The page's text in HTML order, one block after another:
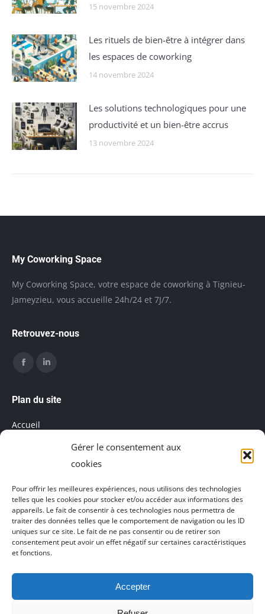
Gérer le consentement aux
cookies
Pour offrir les meilleures expériences, nous utilisons des technologies
telles que les cookies pour stocker et/ou accéder aux informations des
appareils. Le fait de consentir à ces technologies nous permettra de
traiter des données telles que le comportement de navigation ou les ID
uniques sur ce site. Le fait de ne pas consentir ou de retirer son
consentement peut avoir un effet négatif sur certaines caractéristiques
et fonctions.
Accepter
15 novembre 2024
Les rituels de bien-être à intégrer dans
les espaces de coworking
14 novembre 2024
Les solutions technologiques pour une
productivité et un bien-être accrus
13 novembre 2024
My Coworking Space
My Coworking Space, votre espace de coworking à Tignieu-
Jameyzieu, vous accueille 24h/24 et 7J/7.
Retrouvez-nous
Trouvez nous sur :
page
Plan du site
Accueil
Mentions légales
Politique de cookies (UE)
Agence de communication Akinai FranceetAgence de